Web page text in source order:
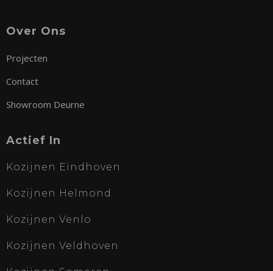
Over Ons
Projecten
Contact
Showroom Deurne
Actief In
Kozijnen Eindhoven
Kozijnen Helmond
Kozijnen Venlo
Kozijnen Veldhoven